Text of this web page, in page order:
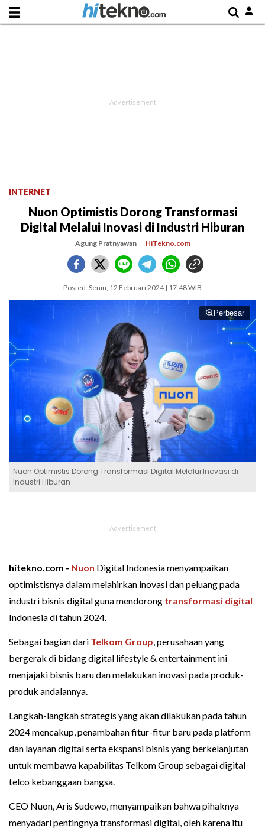
INTERNET
Nuon Optimistis Dorong Transformasi
Digital Melalui Inovasi di Industri Hiburan
Agung Pratnyawan HiTekno.com
Posted: Senin, 12 Februari 2024 | 17:48 WIB
Perbesar
Nuon Optimistis Dorong Transformasi Digital Melalui Inovasi di
Industri Hiburan
hitekno.com - Nuon Digital Indonesia menyampaikan
optimistisnya dalam melahirkan inovasi dan peluang pada
industri bisnis digital guna mendorong transformasi digital
Indonesia di tahun 2024.
Sebagai bagian dari Telkom Group, perusahaan yang
bergerak di bidang digital lifestyle & entertainment ini
menjajaki bisnis baru dan melakukan inovasi pada produk-
produk andalannya.
Langkah-langkah strategis yang akan dilakukan pada tahun
2024 mencakup, penambahan fitur-fitur baru pada platform
dan layanan digital serta ekspansi bisnis yang berkelanjutan
untuk membawa kapabilitas Telkom Group sebagai digital
telco kebanggaan bangsa.
CEO Nuon, Aris Sudewo, menyampaikan bahwa pihaknya
menyadari pentingnya transformasi digital, oleh karena itu